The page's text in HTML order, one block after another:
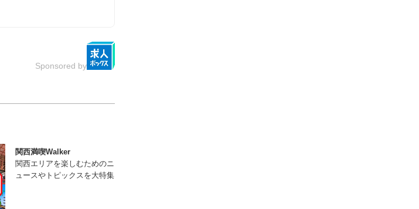
Sponsored by
関西満喫Walker
関西エリアを楽しむためのニ
ュースやトピックスを大特集